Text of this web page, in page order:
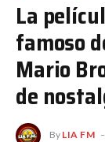
La
famoso
Mario
de
By LIA FM